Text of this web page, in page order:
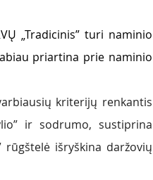
„Tradicinis” turi naminio
priartina prie naminio
kriterijų renkantis
ir sodrumo, sustiprina
rūgštelė išryškina daržovių